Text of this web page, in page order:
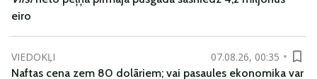
eiro
VIEDOKĻI
07.08.26, 00:35
Naftas cena zem 80 dolāriem; vai pasaules ekonomika var